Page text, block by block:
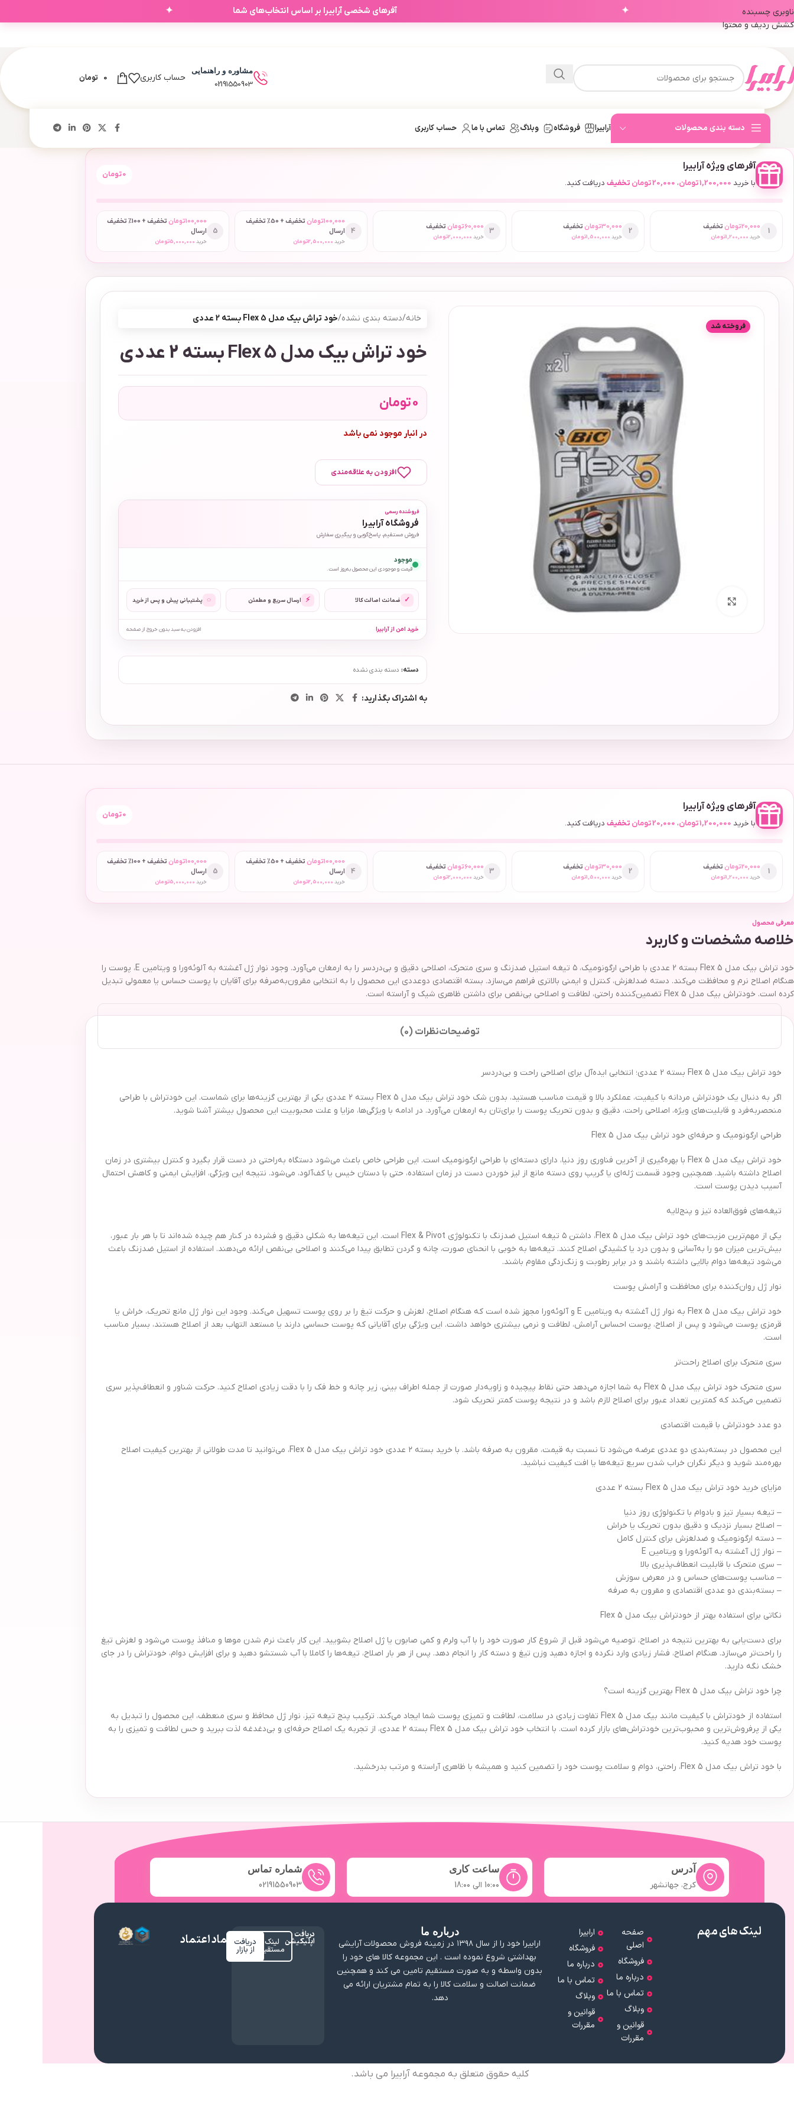
✦ آفرهای شخصی آرابیرا بر اساس انتخاب‌های شما ✦
ناوبری چسبنده
کشش ردیف و محتوا
مشاوره و راهنمایی
02191550903
حساب کاربری 0 تومان
دسته بندی محصولات آرابیرا فروشگاه وبلاگ تماس با ما حساب کاربری
آفرهای ویژه آرابیرا
با خرید 1,200,000تومان، 20,000تومان تخفیف دریافت کنید.
0تومان
1
20,000تومان تخفیف
خرید 1,200,000تومان
2
30,000تومان تخفیف
خرید 1,500,000تومان
3
60,000تومان تخفیف
خرید 2,000,000تومان
4
100,000تومان
تخفیف + 50٪ تخفیف
ارسال
خرید 2,500,000تومان
5
100,000تومان
تخفیف + 100٪ تخفیف
ارسال
خرید 5,000,000تومان
فروخته شد
برای بزرگنمایی کلیک کنید
خانه/دسته بندی نشده/خود تراش بیک مدل Flex 5 بسته 2 عددی
خود تراش بیک مدل Flex 5 بسته 2 عددی
0تومان
در انبار موجود نمی باشد
افزودن به علاقه‌مندی
فروشنده رسمی
فروشگاه آرابیرا
فروش مستقیم، پاسخ‌گویی و پیگیری سفارش
موجود
قیمت و موجودی این محصول به‌روز است.
✓ ضمانت اصالت کالا ⚡ ارسال سریع و مطمئن ◌ پشتیبانی پیش و پس از خرید
خرید امن از آرابیرا افزودن به سبد بدون خروج از صفحه
دسته: دسته بندی نشده
به اشتراک بگذارید:
آفرهای ویژه آرابیرا
با خرید 1,200,000تومان، 20,000تومان تخفیف دریافت کنید.
0تومان
1
20,000تومان تخفیف
خرید 1,200,000تومان
2
30,000تومان تخفیف
خرید 1,500,000تومان
3
60,000تومان تخفیف
خرید 2,000,000تومان
4
100,000تومان
تخفیف + 50٪ تخفیف
ارسال
خرید 2,500,000تومان
5
100,000تومان
تخفیف + 100٪ تخفیف
ارسال
خرید 5,000,000تومان
معرفی محصول
خلاصه مشخصات و کاربرد
خود تراش بیک مدل Flex 5 بسته 2 عددی با طراحی ارگونومیک، ۵ تیغه استیل ضدزنگ و سری متحرک، اصلاحی دقیق و بی‌دردسر را به ارمغان می‌آورد. وجود نوار ژل آغشته به آلوئه‌ورا و ویتامین E، پوست را
هنگام اصلاح نرم و محافظت می‌کند. دسته ضدلغزش، کنترل و ایمنی بالاتری فراهم می‌سازد. بسته اقتصادی دوعددی این محصول را به انتخابی مقرون‌به‌صرفه برای آقایان با پوست حساس یا معمولی تبدیل
کرده است. خودتراش بیک مدل Flex 5 تضمین‌کننده راحتی، لطافت و اصلاحی بی‌نقص برای داشتن ظاهری شیک و آراسته است.
توضیحاتنظرات (0)
خود تراش بیک مدل Flex 5 بسته 2 عددی؛ انتخابی ایده‌آل برای اصلاحی راحت و بی‌دردسر
اگر به دنبال یک خودتراش مردانه با کیفیت، عملکرد بالا و قیمت مناسب هستید، بدون شک خود تراش بیک مدل Flex 5 بسته 2 عددی یکی از بهترین گزینه‌ها برای شماست. این خودتراش با طراحی
منحصربه‌فرد و قابلیت‌های ویژه، اصلاحی راحت، دقیق و بدون تحریک پوست را برای‌تان به ارمغان می‌آورد. در ادامه با ویژگی‌ها، مزایا و علت محبوبیت این محصول بیشتر آشنا شوید.
طراحی ارگونومیک و حرفه‌ای خود تراش بیک مدل Flex 5
خود تراش بیک مدل Flex 5 با بهره‌گیری از آخرین فناوری روز دنیا، دارای دسته‌ای با طراحی ارگونومیک است. این طراحی خاص باعث می‌شود دستگاه به‌راحتی در دست قرار بگیرد و کنترل بیشتری در زمان
اصلاح داشته باشید. همچنین وجود قسمت ژله‌ای یا گریپ روی دسته مانع از لیز خوردن دست در زمان استفاده، حتی با دستان خیس یا کف‌آلود، می‌شود. نتیجه این ویژگی، افزایش ایمنی و کاهش احتمال
آسیب دیدن پوست است.
تیغه‌های فوق‌العاده تیز و پنج‌لایه
یکی از مهم‌ترین مزیت‌های خود تراش بیک مدل Flex 5، داشتن ۵ تیغه استیل ضدزنگ با تکنولوژی Flex & Pivot است. این تیغه‌ها به شکلی دقیق و فشرده در کنار هم چیده شده‌اند تا با هر بار عبور،
بیش‌ترین میزان مو را به‌آسانی و بدون درد یا کشیدگی اصلاح کنند. تیغه‌ها به خوبی با انحنای صورت، چانه و گردن تطابق پیدا می‌کنند و اصلاحی بی‌نقص ارائه می‌دهند. استفاده از استیل ضدزنگ باعث
می‌شود تیغه‌ها دوام بالایی داشته باشند و در برابر رطوبت و زنگ‌زدگی مقاوم باشند.
نوار ژل روان‌کننده برای محافظت و آرامش پوست
خود تراش بیک مدل Flex 5 به نوار ژل آغشته به ویتامین E و آلوئه‌ورا مجهز شده است که هنگام اصلاح، لغزش و حرکت تیغ را بر روی پوست تسهیل می‌کند. وجود این نوار ژل مانع تحریک، خراش یا
قرمزی پوست می‌شود و پس از اصلاح، پوست احساس آرامش، لطافت و نرمی بیشتری خواهد داشت. این ویژگی برای آقایانی که پوست حساسی دارند یا مستعد التهاب بعد از اصلاح هستند، بسیار مناسب
است.
سری متحرک برای اصلاح راحت‌تر
سری متحرک خود تراش بیک مدل Flex 5 به شما اجازه می‌دهد حتی نقاط پیچیده و زاویه‌دار صورت از جمله اطراف بینی، زیر چانه و خط فک را با دقت زیادی اصلاح کنید. حرکت شناور و انعطاف‌پذیر سری
تضمین می‌کند که کمترین تعداد عبور برای اصلاح لازم باشد و در نتیجه پوست کمتر تحریک شود.
دو عدد خودتراش با قیمت اقتصادی
این محصول در بسته‌بندی دو عددی عرضه می‌شود تا نسبت به قیمت، مقرون به صرفه باشد. با خرید بسته ۲ عددی خود تراش بیک مدل Flex 5، می‌توانید تا مدت طولانی از بهترین کیفیت اصلاح
بهره‌مند شوید و دیگر نگران خراب شدن سریع تیغه‌ها یا افت کیفیت نباشید.
مزایای خرید خود تراش بیک مدل Flex 5 بسته 2 عددی
– تیغه بسیار تیز و بادوام با تکنولوژی روز دنیا
– اصلاح بسیار نزدیک و دقیق بدون تحریک یا خراش
– دسته ارگونومیک و ضدلغزش برای کنترل کامل
– نوار ژل آغشته به آلوئه‌ورا و ویتامین E
– سری متحرک با قابلیت انعطاف‌پذیری بالا
– مناسب پوست‌های حساس و در معرض سوزش
– بسته‌بندی دو عددی اقتصادی و مقرون به صرفه
نکاتی برای استفاده بهتر از خودتراش بیک مدل Flex 5
برای دست‌یابی به بهترین نتیجه در اصلاح، توصیه می‌شود قبل از شروع کار صورت خود را با آب ولرم و کمی صابون یا ژل اصلاح بشویید. این کار باعث نرم شدن موها و منافذ پوست می‌شود و لغزش تیغ
را راحت‌تر می‌سازد. هنگام اصلاح، فشار زیادی وارد نکرده و اجازه دهید وزن تیغ و دسته کار را انجام دهد. پس از هر بار اصلاح، تیغه‌ها را کاملا با آب شستشو دهید و برای افزایش دوام، خودتراش را در جای
خشک نگه دارید.
چرا خود تراش بیک مدل Flex 5 بهترین گزینه است؟
استفاده از خودتراش با کیفیت مانند بیک مدل Flex 5 تفاوت زیادی در سلامت، لطافت و تمیزی پوست شما ایجاد می‌کند. ترکیب پنج تیغه تیز، نوار ژل محافظ و سری منعطف، این محصول را تبدیل به
یکی از پرفروش‌ترین و محبوب‌ترین خودتراش‌های بازار کرده است. با انتخاب خود تراش بیک مدل Flex 5 بسته 2 عددی، از تجربه یک اصلاح حرفه‌ای و بی‌دغدغه لذت ببرید و حس لطافت و تمیزی را به
پوست خود هدیه کنید.
با خود تراش بیک مدل Flex 5، راحتی، دوام و سلامت پوست خود را تضمین کنید و همیشه با ظاهری آراسته و مرتب بدرخشید.
آدرس
کرج، جهانشهر
ساعت کاری
10:۰۰ الی 18:۰۰
شماره تماس
02191550903
لینک های مهم
صفحه
اصلی
فروشگاه
درباره ما
تماس با ما
وبلاگ
قوانین و
مقررات
ارابیرا
فروشگاه
درباره ما
تماس با ما
وبلاگ
قوانین و
مقررات
درباره ما
ارابیرا خود را از سال ۱۳۹۸ در زمینه فروش محصولات آرایشی
بهداشتی شروع نموده است . این مجموعه کالا های خود را
بدون واسطه و به صورت مستقیم تامین می کند و همچنین
ضمانت اصالت و سلامت کالا را به تمام مشتریان ارائه می
دهد.
دریافت
اپلیکیشن لینک
مستقیم
دریافت
از بازار نماد اعتماد
کلیه حقوق متعلق به مجموعه آرابیرا می باشد.